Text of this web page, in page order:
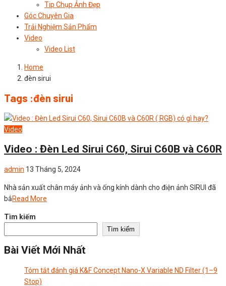
Tip Chụp Ảnh Đẹp
Góc Chuyên Gia
Trải Nghiệm Sản Phẩm
Video
Video List
Home
đèn sirui
Tags :đèn sirui
Video
Video : Đèn Led Sirui C60, Sirui C60B và C60R
admin 13 Tháng 5, 2024
Nhà sản xuất chân máy ảnh và ống kính dành cho điện ảnh SIRUI đã
bắRead More
Tìm kiếm
Tìm kiếm
Bài Viết Mới Nhất
Tóm tắt đánh giá K&F Concept Nano-X Variable ND Filter (1–9
Stop)